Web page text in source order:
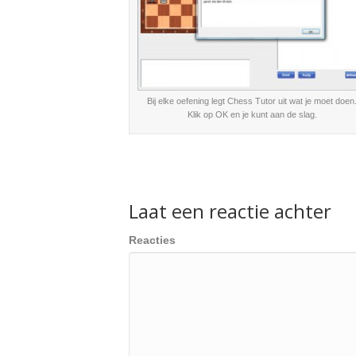
Bij elke oefening legt Chess Tutor uit wat je moet doen.
Klik op OK en je kunt aan de slag.
Laat een reactie achter
Reacties